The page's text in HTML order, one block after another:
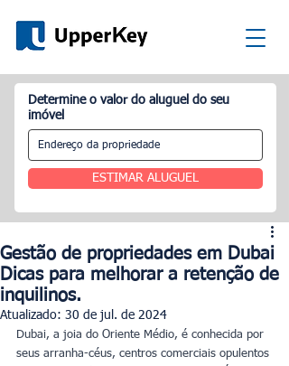
Determine o valor do aluguel do seu
imóvel
ESTIMAR ALUGUEL
Gestão de propriedades em Dubai
Dicas para melhorar a retenção de
inquilinos.
Atualizado: 30 de jul. de 2024
Dubai, a joia do Oriente Médio, é conhecida por
seus arranha-céus, centros comerciais opulentos